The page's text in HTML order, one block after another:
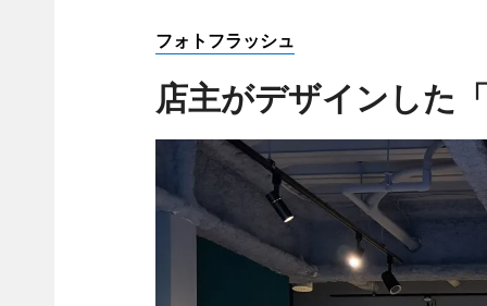
フォトフラッシュ
店主がデザインした